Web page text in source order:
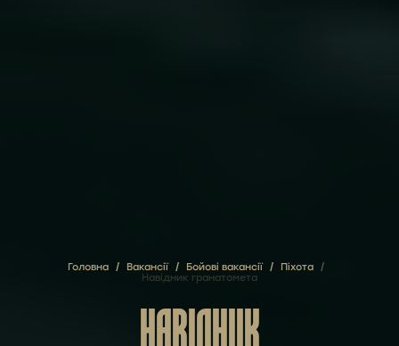
Головна / Вакансії/ Бойові вакансії/ Піхота /
Навідник гранатомета